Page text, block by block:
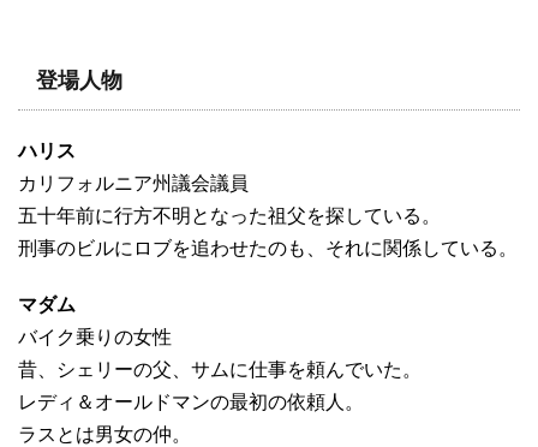
登場人物
ハリス
カリフォルニア州議会議員
五十年前に行方不明となった祖父を探している。
刑事のビルにロブを追わせたのも、それに関係している。
マダム
バイク乗りの女性
昔、シェリーの父、サムに仕事を頼んでいた。
レディ＆オールドマンの最初の依頼人。
ラスとは男女の仲。